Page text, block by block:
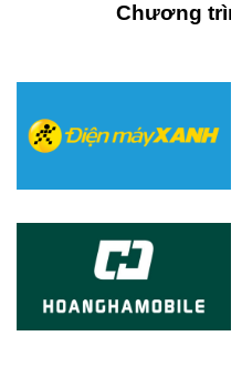
Chương